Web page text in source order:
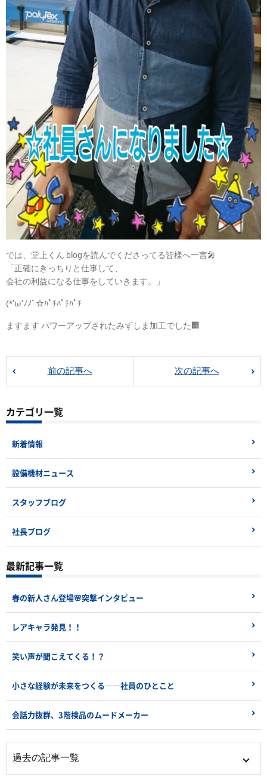
では、堂上くん blogを読んでくださってる皆様へ一言🎤
「正確にきっちりと仕事して、
会社の利益になる仕事をしていきます。」
(*’ω’ﾉﾉﾞ☆ﾊﾟﾁﾊﾟﾁﾊﾟﾁ
ますます パワーアップされたみずしま加工でした🏢
前の記事へ 次の記事へ
カテゴリ一覧
新着情報
設備機材ニュース
スタッフブログ
社長ブログ
最新記事一覧
春の新人さん登場🌸突撃インタビュー
レアキャラ発見！！
笑い声が聞こえてくる！？
小さな経験が未来をつくる――社員のひとこと
会話力抜群、3階検品のムードメーカー